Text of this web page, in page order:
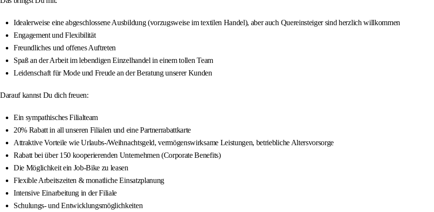
Idealerweise eine abgeschlossene Ausbildung (vorzugsweise im textilen Handel), aber auch Quereinsteiger sind herzlich willkommen
Engagement und Flexibilität
Freundliches und offenes Auftreten
Spaß an der Arbeit im lebendigen Einzelhandel in einem tollen Team
Leidenschaft für Mode und Freude an der Beratung unserer Kunden
Darauf kannst Du dich freuen:
Ein sympathisches Filialteam
20% Rabatt in all unseren Filialen und eine Partnerrabattkarte
Attraktive Vorteile wie Urlaubs-/Weihnachtsgeld, vermögenswirksame Leistungen, betriebliche Altersvorsorge
Rabatt bei über 150 kooperierenden Unternehmen (Corporate Benefits)
Die Möglichkeit ein Job-Bike zu leasen
Flexible Arbeitszeiten & monatliche Einsatzplanung
Intensive Einarbeitung in der Filiale
Schulungs- und Entwicklungsmöglichkeiten